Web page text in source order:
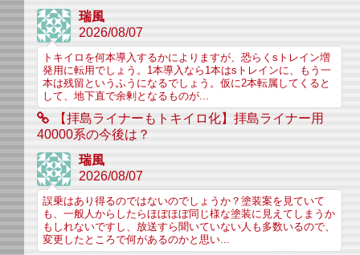
瑞風
2026/08/07
トキイロを何本導入するかによりますが、恐らくsトレイン増
発用に転用でしょう。1本導入なら1本はsトレインに、もう一
本は残留というふうになるでしょう。仮に2本転属してくると
して、地下直で余剰となるものが...
【拝島ライナーもトキイロ化】拝島ライナー用
40000系の今後は？
瑞風
2026/08/07
誤乗はあり得るのではないのでしょうか？塗装案を見ていて
も、一般人からしたらほぼほぼ同じ様な塗装に見えてしまうか
もしれないですし、放送すら聞いていない人も多数いるので、
変更したところで何があるのかと思い...